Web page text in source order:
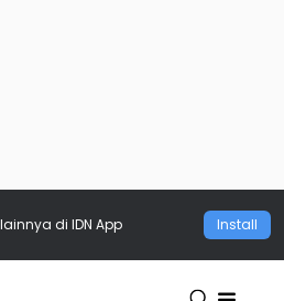
lainnya di IDN App Install